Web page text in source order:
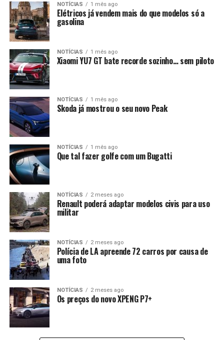
NOTÍCIAS 1 mês ago
Elétricos já vendem mais do que modelos só a
gasolina
NOTÍCIAS 1 mês ago
Xiaomi YU7 GT bate recorde sozinho… sem piloto
NOTÍCIAS 1 mês ago
Skoda já mostrou o seu novo Peak
NOTÍCIAS 1 mês ago
Que tal fazer golfe com um Bugatti
NOTÍCIAS 2 meses ago
Renault poderá adaptar modelos civis para uso
militar
NOTÍCIAS 2 meses ago
Polícia de LA apreende 72 carros por causa de
uma foto
NOTÍCIAS 2 meses ago
Os preços do novo XPENG P7+